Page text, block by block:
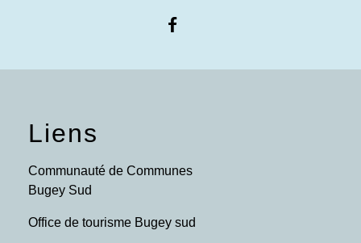
Liens
Communauté de Communes
Bugey Sud
Office de tourisme Bugey sud